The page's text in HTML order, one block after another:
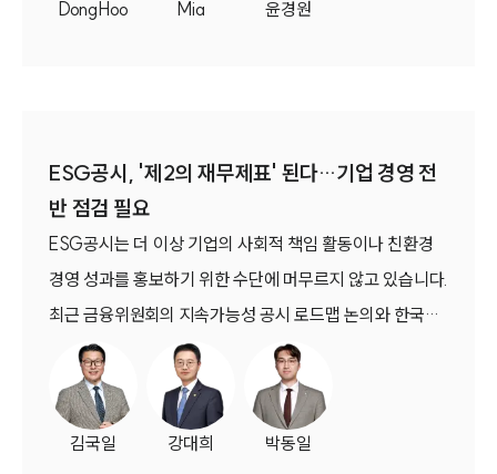
DongHoo Mia 윤경원
ESG공시, '제2의 재무제표' 된다…기업 경영 전
반 점검 필요
ESG공시는 더 이상 기업의 사회적 책임 활동이나 친환경
경영 성과를 홍보하기 위한 수단에 머무르지 않고 있습니다.
최근 금융위원회의 지속가능성 공시 로드맵 논의와 한국회
계기준원의 회계기준 개정 움직임이 이어지면서 ESG공시
는 기업의 재무상태와 경영전략, 위험관리 체계를 평가하는
핵심 정보로 자리 잡고 있습니다.
김국일
강대희 박동일